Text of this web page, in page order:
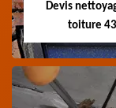
Devis
toiture 43